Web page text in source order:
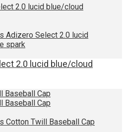
Adizero Select 2.0 lucid
spark
2.0 lucid blue/cloud
Cotton Twill Baseball Cap